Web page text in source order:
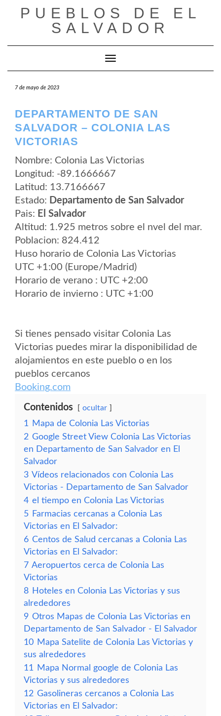
PUEBLOS DE EL
SALVADOR
Cambiar modo de navegación
7 de mayo de 2023
DEPARTAMENTO DE SAN
SALVADOR – COLONIA LAS
VICTORIAS
Nombre: Colonia Las Victorias
Longitud: -89.1666667
Latitud: 13.7166667
Estado: Departamento de San Salvador
Pais: El Salvador
Altitud: 1.925 metros sobre el nvel del mar.
Poblacion: 824.412
Huso horario de Colonia Las Victorias
UTC +1:00 (Europe/Madrid)
Horario de verano : UTC +2:00
Horario de invierno : UTC +1:00
Si tienes pensado visitar Colonia Las
Victorias puedes mirar la disponibilidad de
alojamientos en este pueblo o en los
pueblos cercanos
Booking.com
Contenidos ocultar
1
Mapa de Colonia Las Victorias
2 Google Street View Colonia Las Victorias
en Departamento de San Salvador en El
Salvador
3 Vídeos relacionados con Colonia Las
Victorias - Departamento de San Salvador
4 el tiempo en Colonia Las Victorias
5 Farmacias cercanas a Colonia Las
Victorias en El Salvador:
6 Centos de Salud cercanas a Colonia Las
Victorias en El Salvador:
7 Aeropuertos cerca de Colonia Las
Victorias
8 Hoteles en Colonia Las Victorias y sus
alrededores
9 Otros Mapas de Colonia Las Victorias en
Departamento de San Salvador - El Salvador
10 Mapa Satelite de Colonia Las Victorias y
sus alrededores
11
Mapa Normal google de Colonia Las
Victorias y sus alrededores
12 Gasolineras cercanos a Colonia Las
Victorias en El Salvador: